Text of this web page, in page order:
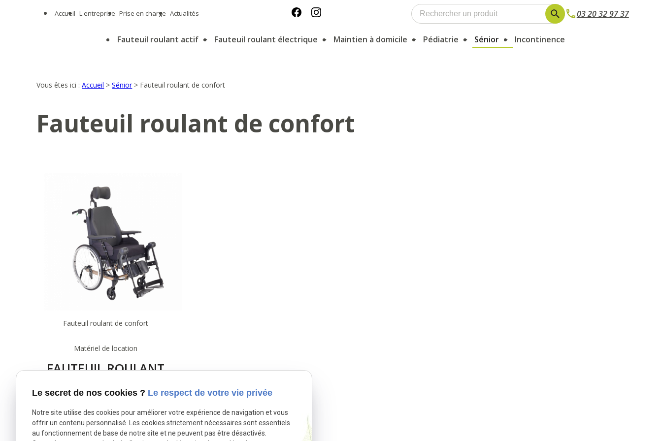
Accueil L'entreprise Prise en charge Actualités 03 20 32 97 37
Fauteuil roulant actif Fauteuil roulant électrique Maintien à domicile Pédiatrie Sénior Incontinence
Vous êtes ici :Accueil >Sénior> Fauteuil roulant de confort
Fauteuil roulant de confort
Fauteuil roulant de confort
Matériel de location
FAUTEUIL ROULANT
CLEMATIS PRO
Voir le produit
Le secret de nos cookies ? Le respect de votre vie privée
Notre site utilise des cookies pour améliorer votre expérience de navigation et vous
offrir un contenu personnalisé. Les cookies strictement nécessaires sont essentiels
au fonctionnement de base de notre site et ne peuvent pas être désactivés.